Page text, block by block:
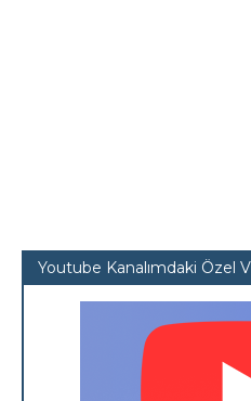
Youtube Kanalımdaki Özel